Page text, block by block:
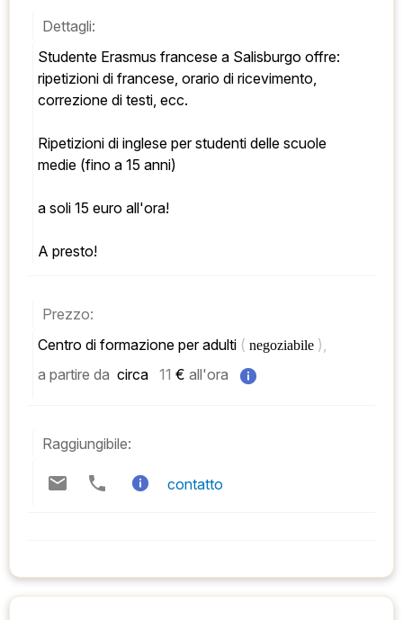
Dettagli:
Studente Erasmus francese a Salisburgo offre:
ripetizioni di francese, orario di ricevimento,
correzione di testi, ecc.
Ripetizioni di inglese per studenti delle scuole
medie (fino a 15 anni)
a soli 15 euro all'ora!
A presto!
Prezzo:
Centro di formazione per adulti ( negoziabile ),
a partire da circa 11 € all'ora
Raggiungibile:
contatto